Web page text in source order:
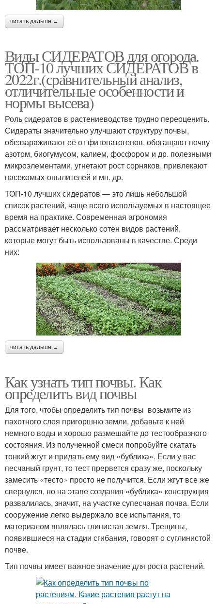
читать дальше →
Виды СИДЕРАТОВ для огорода.
ТОП-10 лучших СИДЕРАТОВ в
2022г.(сравнительный анализ,
отличительные особенности и
нормы высева)
Роль сидератов в растениеводстве трудно переоценить.
Сидераты значительно улучшают структуру почвы,
обеззараживают её от фитопатогенов, обогащают почву
азотом, биогумусом, калием, фосфором и др. полезными
микроэлементами, угнетают рост сорняков, привлекают
насекомых-опылителей и мн. др.
ТОП-10 лучших сидератов — это лишь небольшой
список растений, чаще всего используемых в настоящее
время на практике. Современная агрономия
рассматривает несколько сотен видов растений,
которые могут быть использованы в качестве. Среди
них:
читать дальше →
Как узнать тип почвы. Как
определить вид почвы
Для того, чтобы определить тип почвы возьмите из
пахотного слоя пригоршню земли, добавьте к ней
немного воды и хорошо размешайте до тестообразного
состояния. Из полученной смеси попробуйте скатать
тонкий жгут и придать ему вид «бублика». Если у вас
песчаный грунт, то тест прервется сразу же, поскольку
замесить «тесто» просто не получится. Если жгут все же
свернулся, но на этапе создания «бублика» конструкция
развалилась, значит, на участке супесчаная почва. Если
сооружение легко выдержало все испытания, то
материалом являлась глинистая земля. Трещины,
появившиеся на стадии сгибания, говорят о суглинистой
почве.
Тип почвы имеет важное значение для роста растений.